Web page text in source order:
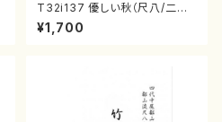
T32i137 優しい秋（尺八/二代
山本邦山/尺八/都山式譜）都山
流公刊楽譜曲番:586
¥1,700